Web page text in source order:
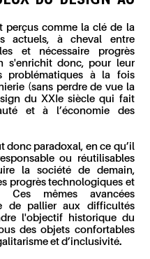
perçus comme la clé de la
actuels, à cheval entre
et nécessaire progrès
s'enrichit donc, pour leur
problématiques à la fois
(sans perdre de vue la
du XXIe siècle qui fait
et à l’économie des
donc paradoxal, en ce qu’il
ou réutilisables
la société de demain,
progrès technologiques et
Ces mêmes avancées
de pallier aux difficultés
l'objectif historique du
des objets confortables
et d’inclusivité.